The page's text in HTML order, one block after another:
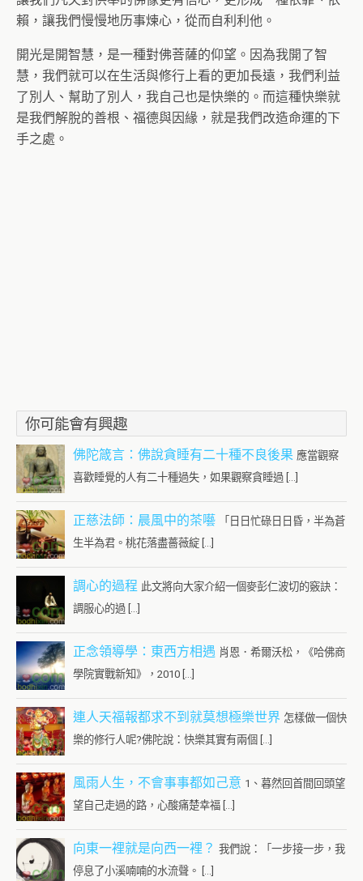
賴，讓我們慢慢地历事煉心，從而自利利他。
開光是開智慧，是一種對佛菩薩的仰望。因為我開了智
慧，我們就可以在生活與修行上看的更加長遠，我們利益
了別人、幫助了別人，我自己也是快樂的。而這種快樂就
是我們解脫的善根、福德與因緣，就是我們改造命運的下
手之處。
你可能會有興趣
佛陀箴言：佛說貪睡有二十種不良後果 應當觀察
喜歡睡覺的人有二十種過失，如果觀察貪睡過 […]
正慈法師：晨風中的茶囈
「日日忙碌日日昏，半為蒼
生半為君。桃花落盡薔薇綻 […]
調心的過程 此文將向大家介紹一個麥彭仁波切的竅訣：
調服心的過 […]
正念領導學：東西方相遇 肖恩．希爾沃松，《哈佛商
學院實戰新知》，2010 […]
連人天福報都求不到就莫想極樂世界 怎樣做一個快
樂的修行人呢?佛陀說：快樂其實有兩個 […]
風雨人生，不會事事都如己意 1、暮然回首間回頭望
望自己走過的路，心酸痛楚幸福 […]
向東一裡就是向西一裡？ 我們說：「一步接一步，我
停息了小溪喃喃的水流聲。 […]